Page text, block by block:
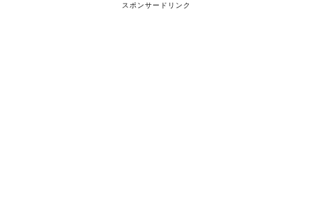
スポンサードリンク